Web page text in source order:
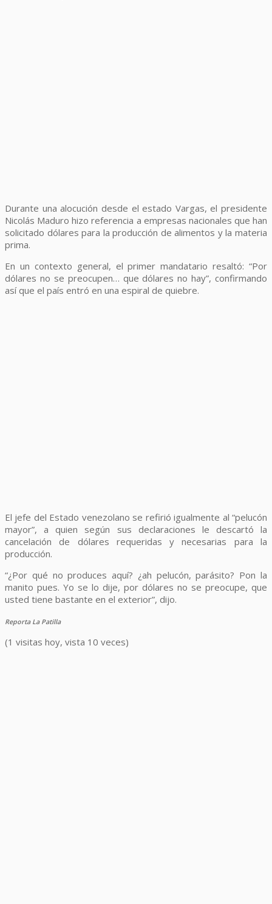
Durante una alocución desde el estado Vargas, el presidente
Nicolás Maduro hizo referencia a empresas nacionales que han
solicitado dólares para la producción de alimentos y la materia
prima.
En un contexto general, el primer mandatario resaltó: “Por
dólares no se preocupen… que dólares no hay”, confirmando
así que el país entró en una espiral de quiebre.
El jefe del Estado venezolano se refirió igualmente al “pelucón
mayor”, a quien según sus declaraciones le descartó la
cancelación de dólares requeridas y necesarias para la
producción.
“¿Por qué no produces aquí? ¿ah pelucón, parásito? Pon la
manito pues. Yo se lo dije, por dólares no se preocupe, que
usted tiene bastante en el exterior”, dijo.
Reporta La Patilla
(1 visitas hoy, vista 10 veces)